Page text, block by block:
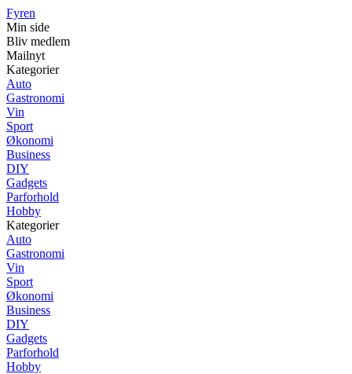
Fyren
Min side
Bliv medlem
Mailnyt
Kategorier
Auto
Gastronomi
Vin
Sport
Økonomi
Business
DIY
Gadgets
Parforhold
Hobby
Kategorier
Auto
Gastronomi
Vin
Sport
Økonomi
Business
DIY
Gadgets
Parforhold
Hobby